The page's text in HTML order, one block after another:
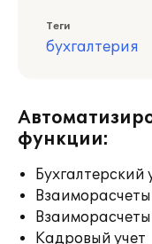
Теги
бухгалтерия
функции:
Бухгалтерский
Кадровый учет